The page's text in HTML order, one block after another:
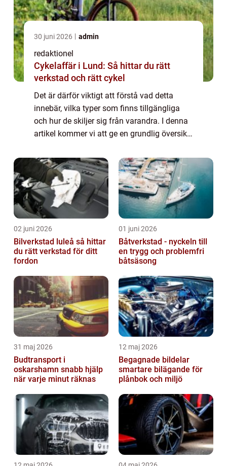
30 juni 2026 admin
redaktionel
Cykelaffär i Lund: Så hittar du rätt
verkstad och rätt cykel
Det är därför viktigt att förstå vad detta
innebär, vilka typer som finns tillgängliga
och hur de skiljer sig från varandra. I denna
artikel kommer vi att ge en grundlig översikt
och diskutera de historis...
02 juni 2026
Bilverkstad luleå så hittar
du rätt verkstad för ditt
fordon
01 juni 2026
Båtverkstad - nyckeln till
en trygg och problemfri
båtsäsong
31 maj 2026
Budtransport i
oskarshamn snabb hjälp
när varje minut räknas
12 maj 2026
Begagnade bildelar
smartare bilägande för
plånbok och miljö